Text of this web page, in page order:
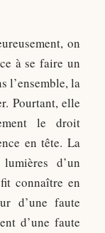
on
à se faire un
l’ensemble, la
Pourtant, elle
le droit
en tête. La
d’un
connaître en
d’une faute
d’une faute